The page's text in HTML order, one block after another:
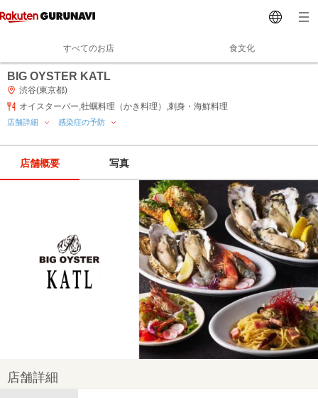
すべてのお店 食文化
BIG OYSTER KATL
渋谷(東京都)
オイスターバー,牡蠣料理（かき料理）,刺身・海鮮料理
店舗詳細 感染症の予防
店舗概要 写真
店舗詳細